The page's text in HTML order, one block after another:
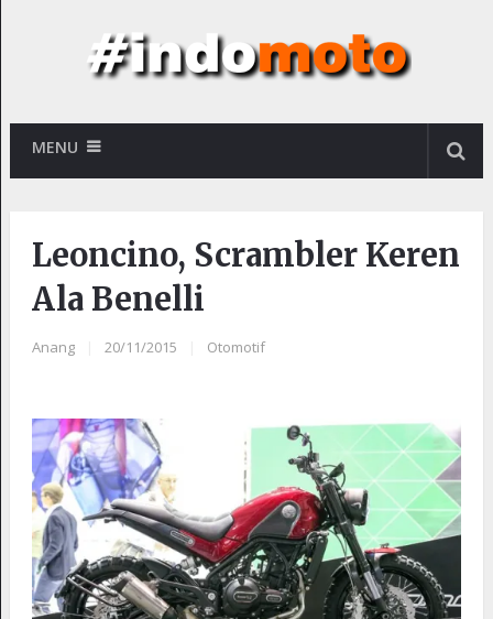
MENU
Leoncino, Scrambler Keren
Ala Benelli
Anang 20/11/2015 Otomotif